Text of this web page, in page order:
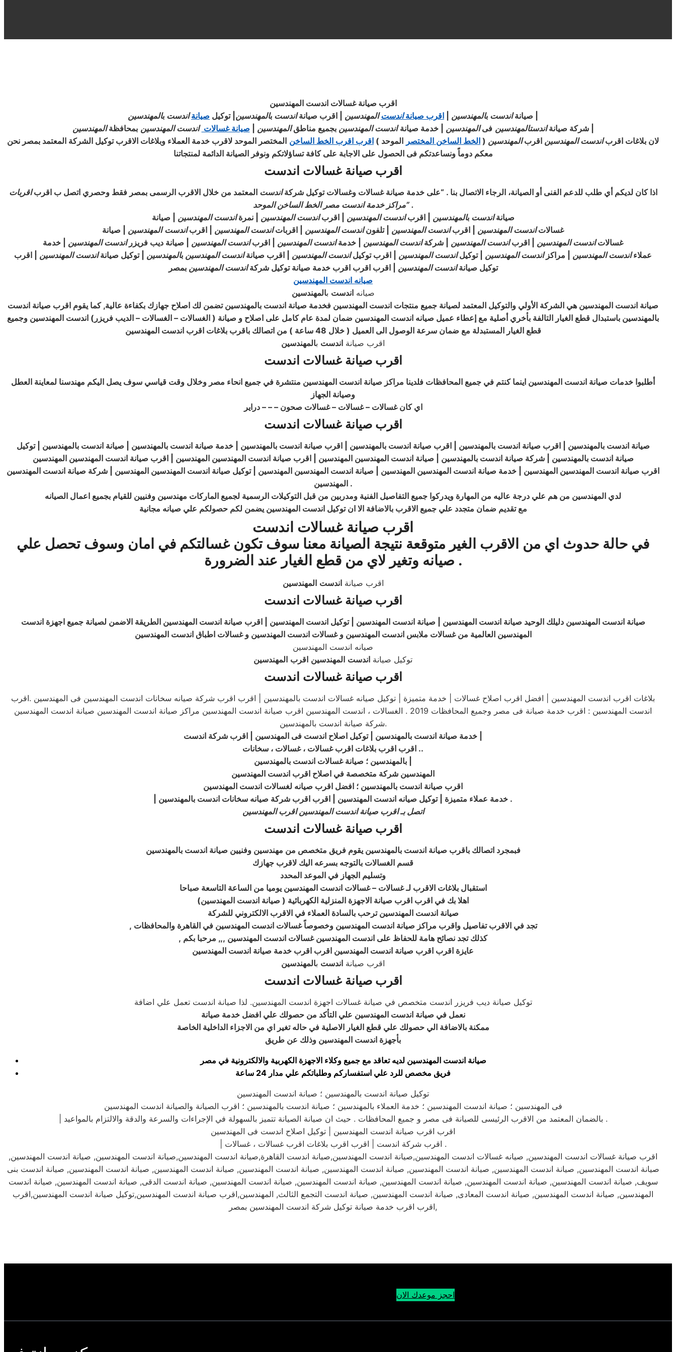
اقرب صيانة غسالات اندست المهندسين
صيانة اندست بالمهندسين اقرب صيانةاندست المهندسين | اقرب صيانة اندست بالمهندسين |توكيل صيانة اندست بالمهندسين
شركة صيانة اندستالمهندسين فى المهندسين |خدمة صيانة اندست المهندسين بجميع مناطق المهندسين صيانة غسالات اندست المهندسين بمحافظة المهندسين
|
لان بلاغات اقرب اندست المهندسين اقرب المهندسين ( الخط الساخن المختصر الموحد ) اقرب اقرب الخط الساخن المختصر الموحد لاقرب خدمة العملاء وبلاغات الاقرب توكيل الشركة المعتمد بمصر نحن
معكم دوماً ونساعدتكم فى الحصول على الاجابة على كافة تساؤلاتكم ونوفر الصيانة الدائمة لمنتجاتنا
اقرب صيانة غسالات اندست
اذا كان لديكم أي طلب للدعم الفنى أو الصيانة، الرجاء الاتصال بنا . “على خدمة صيانة غسالات وغسالات توكيل شركة اندست المعتمد من خلال الاقرب الرسمى بمصر فقط وحصري اتصل ب اقرب اقربات
مراكز خدمة اندست مصر الخط الساخن الموحد” .
صيانة اندست بالمهندسين | اقرب اندست المهندسين | اقرب اندست المهندسين | نمرة اندست المهندسين | صيانة
غسالات اندست المهندسين | اقرب اندست المهندسين | تلفون اندست المهندسين | اقربات اندست المهندسين | اقرب اندست المهندسين | صيانة
غسالات اندست المهندسين | اقرب اندست المهندسين | شركة اندست المهندسين | خدمة اندست المهندسين | اقرب اندست المهندسين | صيانة ديب فريزر اندست المهندسين | خدمة
عملاء اندست المهندسين | مراكز اندست المهندسين | توكيل اندست المهندسين | اقرب توكيل اندست المهندسين | اقرب صيانة اندست المهندسين بالمهندسين | توكيل صيانة اندست المهندسين | اقرب
توكيل صيانة اندست المهندسين | اقرب اقرب اقرب خدمة صيانة توكيل شركة اندست المهندسين بمصر
صيانه اندست المهندسين
صيانهاندست بالمهندسين
صيانة اندست المهندسين هي الشركة الأولي والتوكيل المعتمد لصيانة جميع منتجات اندست المهندسين فخدمة صيانة اندست بالمهندسين تضمن لك اصلاح جهازك بكفاءة عالية, كما يقوم اقرب صيانة اندست
بالمهندسين باستبدال قطع الغيار التالفة بأخري أصلية مع إعطاء عميل صيانه اندست المهندسين ضمان لمدة عام كامل على اصلاح و صيانة ( الغسالات – الغسالات – الديب فريزر) اندست المهندسين وجميع
قطع الغيار المستبدلة مع ضمان سرعة الوصول الى العميل ( خلال 48 ساعة ) من اتصالك باقرب بلاغات اقرب اندست المهندسين
اقرب صيانة اندست بالمهندسين
اقرب صيانة غسالات اندست
أطلبوا خدمات صيانة اندست المهندسين اينما كنتم في جميع المحافظات فلدينا مراكز صيانة اندست المهندسين منتشرة في جميع انحاء مصر وخلال وقت قياسي سوف يصل اليكم مهندسنا لمعاينة العطل
وصيانة الجهاز
اي كان غسالات – غسالات – غسالات صحون – – – دراير
اقرب صيانة غسالات اندست
صيانة اندست بالمهندسين | اقرب صيانة اندست بالمهندسين | اقرب صيانة اندست بالمهندسين | اقرب صيانة اندست بالمهندسين | خدمة صيانة اندست بالمهندسين | صيانة اندست بالمهندسين | توكيل
صيانة اندستبالمهندسين | شركة صيانة اندست بالمهندسين | صيانة اندست المهندسين المهندسين | اقرب صيانة اندست المهندسين المهندسين | اقرب صيانة اندست المهندسين المهندسين
اقرب صيانة اندست المهندسين المهندسين | خدمة صيانة اندست المهندسين المهندسين | صيانة اندست المهندسين المهندسين | توكيل صيانة اندست المهندسين المهندسين | شركة صيانة اندست المهندسين
المهندسين.
لدي المهندسين من هم علي درجة عاليه من المهارة ويدركوا جميع التفاصيل الفنية ومدربين من قبل التوكيلات الرسمية لجميع الماركات مهندسين وفنيين للقيام بجميع اعمال الصيانه
مع تقديم ضمان متجدد علي جميع الاقرب بالاضافة الا ان توكيل اندست المهندسين يضمن لكم حصولكم علي صيانه مجانية
اقرب صيانة غسالات اندست
في حالة حدوث اي من الاقرب الغير متوقعة نتيجة الصيانة معنا سوف تكون غسالتكم في امان وسوف تحصل علي
صيانه وتغير لاي من قطع الغيار عند الضرورة .
اقرب صيانةاندست المهندسين
اقرب صيانة غسالات اندست
صيانة اندست المهندسين دليلك الوحيد صيانة اندستالمهندسين | صيانة اندست المهندسين | توكيل اندست المهندسين | اقرب صيانة اندست المهندسين الطريقة الاضمن لصيانة جميع اجهزة اندست
المهندسين العالمية من غسالات ملابس اندست المهندسين و غسالات اندست المهندسين و غسالات اطباق اندست المهندسين
صيانه اندست المهندسين
توكيل صيانة اندست المهندسين اقرب المهندسين
اقرب صيانة غسالات اندست
بلاغات اقرب اندست المهندسين | افضل اقرب اصلاح غسالات | خدمة متميزة | توكيل صيانه غسالات اندست بالمهندسين | اقرب اقرب شركة صيانه سخانات اندست المهندسين فى المهندسين .اقرب
اندست المهندسين : اقرب خدمة صيانة فى مصر وجميع المحافظات 2019 . الغسالات ، اندست المهندسين اقرب صيانة اندست المهندسين مراكز صيانة اندست المهندسين صيانة اندست المهندسين
.شركة صيانة اندست بالمهندسين
خدمة صيانة اندست بالمهندسين | توكيل اصلاح اندست فى المهندسين | اقرب شركة اندست
اقرب اقرب بلاغات اقرب غسالات ، غسالات ، سخانات ..
بالمهندسين ؛ صيانة غسالات اندست بالمهندسين
المهندسين شركة متخصصة في اصلاح اقرب اندست المهندسين
اقرب صيانة اندست بالمهندسين ؛ افضل اقرب صيانه لغسالات اندست المهندسين
| خدمة عملاء متميزة | توكيل صيانه اندست المهندسين | اقرب اقرب شركة صيانه سخانات اندست بالمهندسين .
اتصل بـ اقرب صيانة اندست المهندسين اقرب المهندسين
اقرب صيانة غسالات اندست
فبمجرد اتصالك باقرب صيانة اندست بالمهندسين يقوم فريق متخصص من مهندسين وفنيين صيانة اندست بالمهندسين
قسم الغسالات بالتوجه بسرعه اليك لاقرب جهازك
وتسليم الجهاز في الموعد المحدد
استقبال بلاغات الاقرب لـ غسالات – غسالات اندست المهندسين يوميا من الساعة التاسعة صباحا
اهلا بك في اقرب اقرب صيانة الاجهزة المنزلية الكهربائية ( صيانة اندست المهندسين)
صيانة اندست المهندسين ترحب بالسادة العملاء في الاقرب الالكتروني للشركة
, تجد في الاقرب تفاصيل واقرب مراكز صيانة اندست المهندسين وخصوصاً غسالات اندست المهندسين في القاهرة والمحافظات
, كذلك تجد نصائح هامة للحفاظ على اندست المهندسين غسالات اندست المهندسين ,,, مرحبا بكم
عايزة اقرب اقرب صيانة اندست المهندسين اقرب اقرب خدمة صيانة اندست المهندسين
اقرب صيانة اندست بالمهندسين
اقرب صيانة غسالات اندست
توكيل صيانة ديب فريزر اندست متخصص في صيانة غسالات اجهزة اندست المهندسين. لذا صيانة اندست تعمل علي اضافة
نعمل في صيانة اندست المهندسين علي التأكد من حصولك علي افضل خدمة صيانة
ممكنة بالاضافة الي حصولك علي قطع الغيار الاصلية في حاله تغير اي من الاجزاء الداخلية الخاصة
بأجهزة اندست المهندسين وذلك عن طريق
صيانة اندست المهندسين لديه تعاقد مع جميع وكلاء الاجهزة الكهربية والالكترونية في مصر
فريق مخصص للرد علي استفساركم وطلباتكم علي مدار 24 ساعة
توكيل صيانة اندست بالمهندسين ؛ صيانة اندست المهندسين
فى المهندسين ؛ صيانة اندست المهندسين ؛ خدمة العملاء بالمهندسين ؛ صيانة اندست بالمهندسين ؛ اقرب الصيانة والصيانة اندست المهندسين
| بالضمان المعتمد من الاقرب الرئيسى للصيانة فى مصر و جميع المحافظات . حيث ان صيانة الصيانة تتميز بالسهولة في الإجراءات والسرعة والدقة والالتزام بالمواعيد .
اقرب اقرب صيانة اندست المهندسين | توكيل اصلاح اندست فى المهندسين
| اقرب شركة اندست | اقرب اقرب بلاغات اقرب غسالات ، غسالات .
اقرب صيانة غسالات اندست المهندسين, صيانه غسالات اندست المهندسين,صيانة اندست المهندسين,صيانة اندست القاهرة,صيانة اندست المهندسين,صيانة اندست المهندسين, صيانة اندست المهندسين,
صيانة اندست المهندسين, صيانة اندست المهندسين, صيانة اندست المهندسين, صيانة اندست المهندسين, صيانة اندست المهندسين, صيانة اندست المهندسين, صيانة اندست المهندسين, صيانة اندست بنى
سويف, صيانة اندست المهندسين, صيانة اندست المهندسين, صيانة اندست المهندسين, صيانة اندست المهندسين, صيانة اندست المهندسين, صيانة اندست الدقى, صيانة اندست المهندسين, صيانة اندست
المهندسين, صيانة اندست المهندسين, صيانة اندست المعادى, صيانة اندست المهندسين, صيانة اندست التجمع الثالث, المهندسين,اقرب صيانة اندست المهندسين,توكيل صيانة اندست المهندسين,اقرب
اقرب اقرب خدمة صيانة توكيل شركة اندست المهندسين بمصر,
احجز موعدك الان